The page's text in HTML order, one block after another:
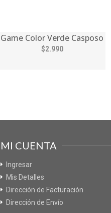
Game Color Verde Casposo
$2.990
MI CUENTA
Ingresar
Mis Detalles
Dirección de Facturación
Dirección de Envío